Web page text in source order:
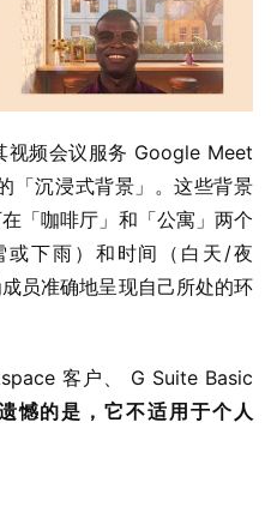
视频会议服务 Google Meet
「沉浸式背景」。这些背景
「咖啡厅」和「公寓」两个
下雨）和时间（白天/夜
员准确地呈现自己所处的环
客户、 G Suite Basic
憾的是，它不适用于个人